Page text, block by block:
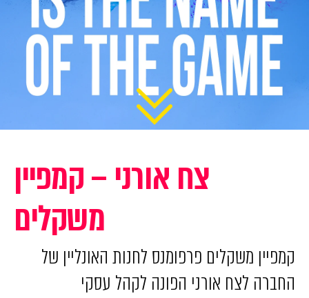
צח אורני – קמפיין
משקלים
קמפיין משקלים פרפומנס לחנות האונליין של
החברה לצח אורני הפונה לקהל עסקי